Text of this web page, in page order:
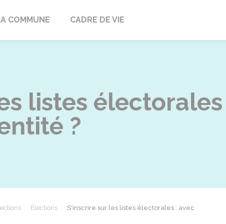
COMMUNE CADRE DE VIE
listes
?
Élections
S'inscrire sur les listes électorales : avec